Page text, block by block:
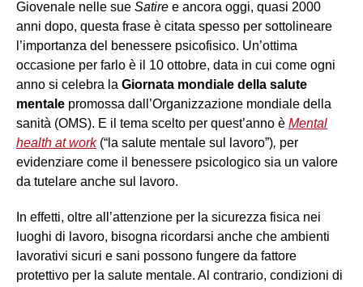
Giovenale nelle sue Satire e ancora oggi, quasi 2000
anni dopo, questa frase è citata spesso per sottolineare
l’importanza del benessere psicofisico. Un’ottima
occasione per farlo è il 10 ottobre, data in cui come ogni
anno si celebra la Giornata mondiale della salute
mentale promossa dall’Organizzazione mondiale della
sanità (OMS). E il tema scelto per quest’anno è Mental
health at work (“la salute mentale sul lavoro”), per
evidenziare come il benessere psicologico sia un valore
da tutelare anche sul lavoro.
In effetti, oltre all’attenzione per la sicurezza fisica nei
luoghi di lavoro, bisogna ricordarsi anche che ambienti
lavorativi sicuri e sani possono fungere da fattore
protettivo per la salute mentale. Al contrario, condizioni di